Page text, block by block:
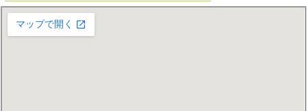
家族全体の問題として
向き合っていくことが必要だと思います。